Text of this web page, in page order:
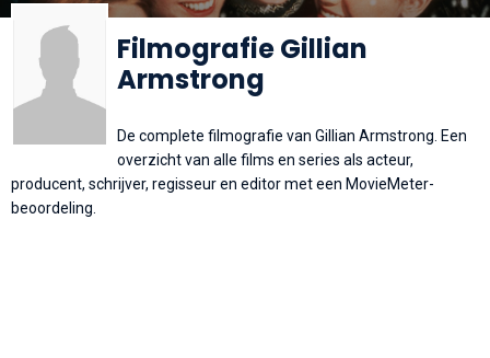
Filmografie Gillian
Armstrong
De complete filmografie van Gillian Armstrong. Een
overzicht van alle films en series als acteur,
producent, schrijver, regisseur en editor met een MovieMeter-
beoordeling.